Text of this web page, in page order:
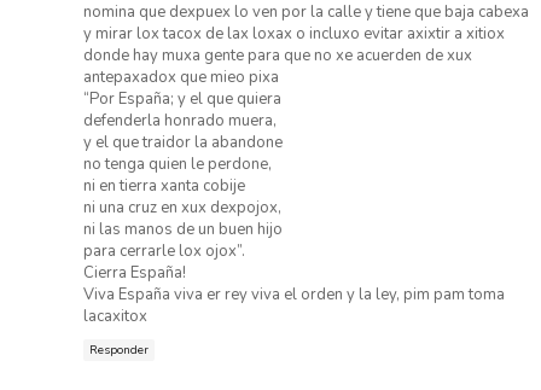
nomina que dexpuex lo ven por la calle y tiene que baja cabexa
y mirar lox tacox de lax loxax o incluxo evitar axixtir a xitiox
donde hay muxa gente para que no xe acuerden de xux
antepaxadox que mieo pixa
“Por España; y el que quiera
defenderla honrado muera,
y el que traidor la abandone
no tenga quien le perdone,
ni en tierra xanta cobije
ni una cruz en xux dexpojox,
ni las manos de un buen hijo
para cerrarle lox ojox”.
Cierra España!
Viva España viva er rey viva el orden y la ley, pim pam toma
lacaxitox
Responder